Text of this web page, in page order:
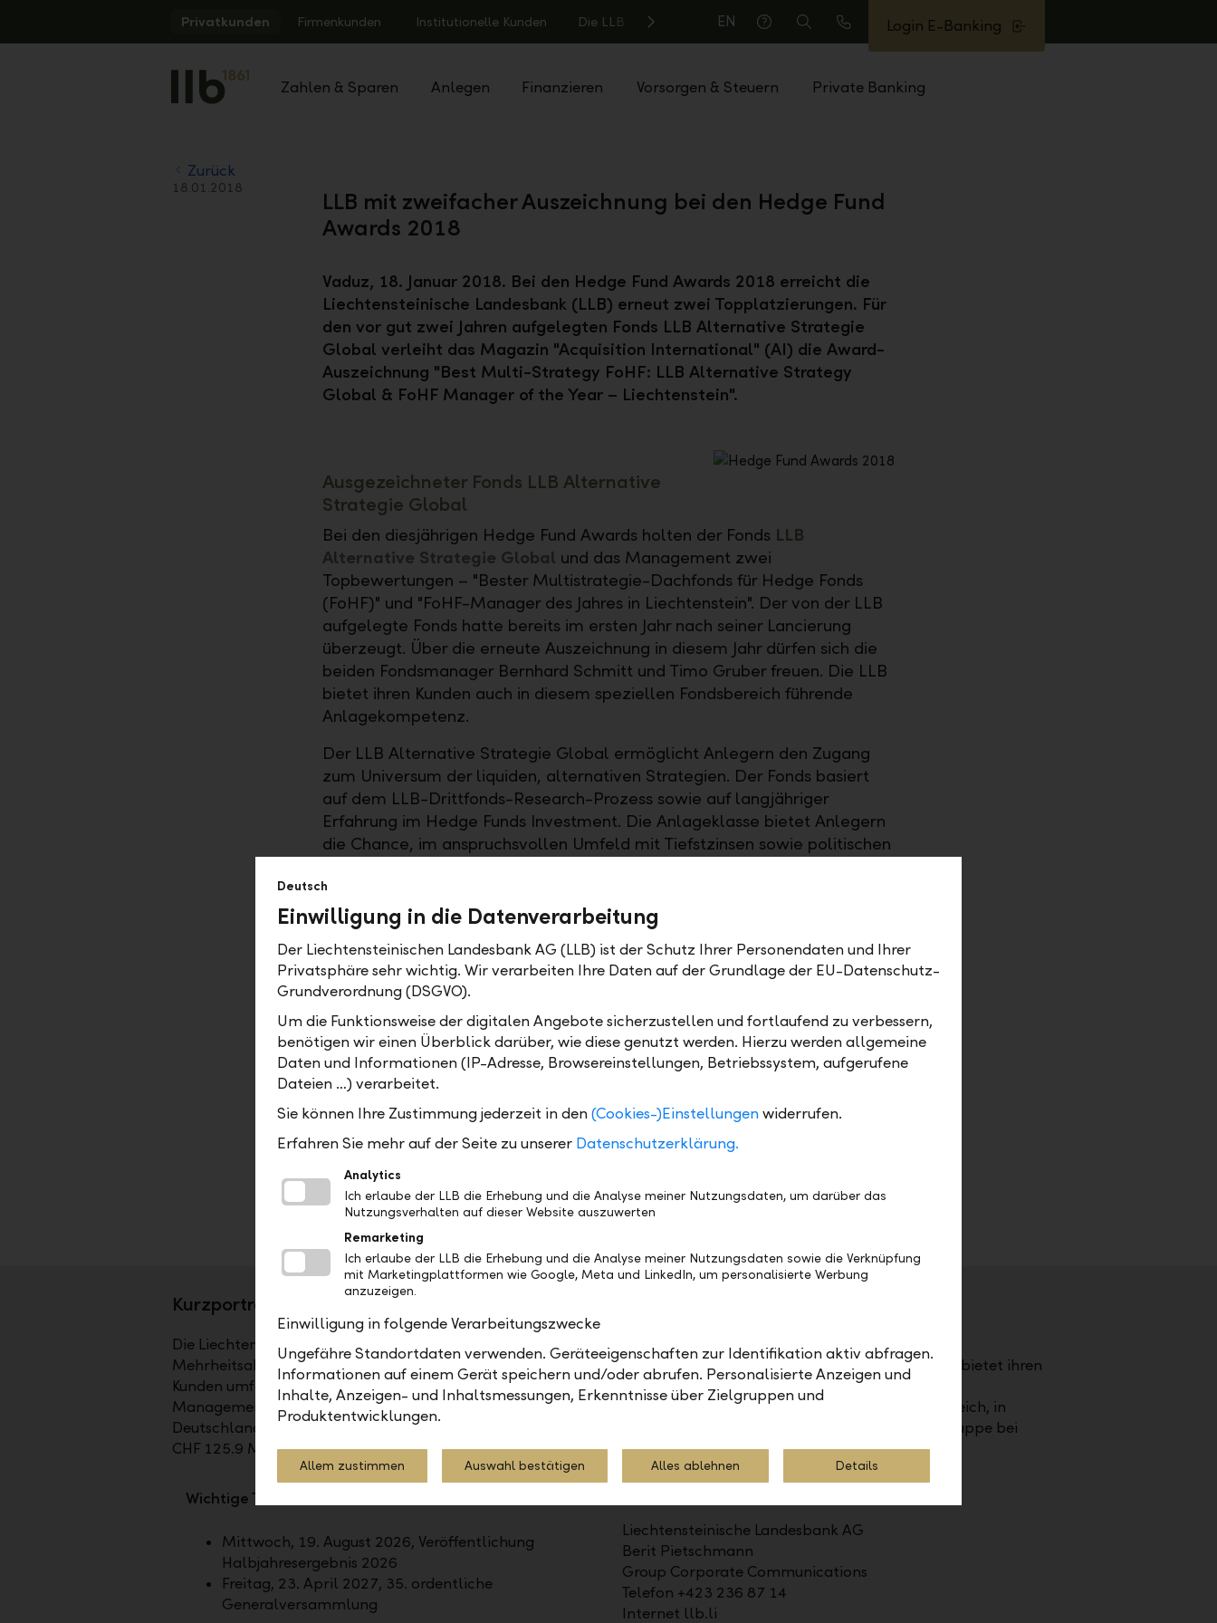
Privatkunden Firmenkunden Institutionelle Kunden Die LLB
EN
Hilfe
Suche
Anrufen
Login E-Banking
Zahlen & Sparen Anlegen Finanzieren Vorsorgen & Steuern Private Banking
Zurück
18.01.2018
LLB mit zweifacher Auszeichnung bei den Hedge Fund
Awards 2018
Vaduz, 18. Januar 2018. Bei den Hedge Fund Awards 2018 erreicht die
Liechtensteinische Landesbank (LLB) erneut zwei Topplatzierungen. Für
den vor gut zwei Jahren aufgelegten Fonds LLB Alternative Strategie
Global verleiht das Magazin "Acquisition International" (AI) die Award-
Auszeichnung "Best Multi-Strategy FoHF: LLB Alternative Strategy
Global & FoHF Manager of the Year – Liechtenstein".
Ausgezeichneter Fonds LLB Alternative
Strategie Global
Bei den diesjährigen Hedge Fund Awards holten der Fonds LLB
Alternative Strategie Global und das Management zwei
Topbewertungen – "Bester Multistrategie-Dachfonds für Hedge Fonds
(FoHF)" und "FoHF-Manager des Jahres in Liechtenstein". Der von der LLB
aufgelegte Fonds hatte bereits im ersten Jahr nach seiner Lancierung
überzeugt. Über die erneute Auszeichnung in diesem Jahr dürfen sich die
beiden Fondsmanager Bernhard Schmitt und Timo Gruber freuen. Die LLB
bietet ihren Kunden auch in diesem speziellen Fondsbereich führende
Anlagekompetenz.
Der LLB Alternative Strategie Global ermöglicht Anlegern den Zugang
zum Universum der liquiden, alternativen Strategien. Der Fonds basiert
auf dem LLB-Drittfonds-Research-Prozess sowie auf langjähriger
Erfahrung im Hedge Funds Investment. Die Anlageklasse bietet Anlegern
die Chance, im anspruchsvollen Umfeld mit Tiefstzinsen sowie politischen
jüngsten Auszeichnung beweist die LLB auch in dieser Anlageklasse
überdurchschnittliche Performance und eine konstant gute Leistung.
Die Verleihung der Hedge Fund Awards wird seit sechs Jahren
durchgeführt. Ein internationales Komitee wählt anhand von 250'000
Fragebögen in einem qualitativen Verfahren nur die Besten der Besten
Hedge-Fondsanlagen aus. Für die Bewertung wird sowohl der Fonds als
auch das Management über ein Jahr hinweg beurteilt. Die Gewinner
werden exklusiv in einer digitalen Ausgabe des AI-Magazins bekannt
gegeben.
AI-Hompage: www.acq-intl.com
Weitere LLB- Auszeichnungen:www.llb.li/auszeichnungen
Alle LLB-Fonds:
Kurzporträt
Die Liechtensteinische Landesbank AG (LLB) ist das traditionsreichste Finanzinstitut im Fürstentum Liechtenstein.
Mehrheitsaktionär ist das Land Liechtenstein. Die Aktien sind an der SIX kotiert (Symbol: LLBN). Die LLB-Gruppe bietet ihren
Kunden umfassende Dienstleistungen im Wealth Management an: als Universalbank, im Private Banking, Asset
Management sowie bei Fund Services. Mit 1'523 Mitarbeitenden ist sie in Liechtenstein, in der Schweiz, in Österreich, in
Deutschland, in Dubai und in Abu Dhabi präsent. Per 31. Dezember 2025 lag das Geschäftsvolumen der LLB-Gruppe bei
CHF 125.9 Mia.
Wichtige Termine
Mittwoch, 19. August 2026, Veröffentlichung
Halbjahresergebnis 2026
Freitag, 23. April 2027, 35. ordentliche
Generalversammlung
Liechtensteinische Landesbank AG
Berit Pietschmann
Group Corporate Communications
Telefon +423 236 87 14
Internet llb.li
Deutsch
Einwilligung in die Datenverarbeitung
Der Liechtensteinischen Landesbank AG (LLB) ist der Schutz Ihrer Personendaten und Ihrer
Privatsphäre sehr wichtig. Wir verarbeiten Ihre Daten auf der Grundlage der EU-Datenschutz-
Grundverordnung (DSGVO).
Um die Funktionsweise der digitalen Angebote sicherzustellen und fortlaufend zu verbessern,
benötigen wir einen Überblick darüber, wie diese genutzt werden. Hierzu werden allgemeine
Daten und Informationen (IP-Adresse, Browsereinstellungen, Betriebssystem, aufgerufene
Dateien …) verarbeitet.
Sie können Ihre Zustimmung jederzeit in den(Cookies-)Einstellungenwiderrufen.
Erfahren Sie mehr auf der Seite zu unserer Datenschutzerklärung.
Analytics
Ich erlaube der LLB die Erhebung und die Analyse meiner Nutzungsdaten, um darüber das
Nutzungsverhalten auf dieser Website auszuwerten
Remarketing
Ich erlaube der LLB die Erhebung und die Analyse meiner Nutzungsdaten sowie die Verknüpfung
mit Marketingplattformen wie Google, Meta und LinkedIn, um personalisierte Werbung
anzuzeigen.
Einwilligung in folgende Verarbeitungszwecke
Ungefähre Standortdaten verwenden. Geräteeigenschaften zur Identifikation aktiv abfragen.
Informationen auf einem Gerät speichern und/oder abrufen. Personalisierte Anzeigen und
Inhalte, Anzeigen- und Inhaltsmessungen, Erkenntnisse über Zielgruppen und
Produktentwicklungen.
Allem zustimmen Auswahl bestätigen Alles ablehnen Details